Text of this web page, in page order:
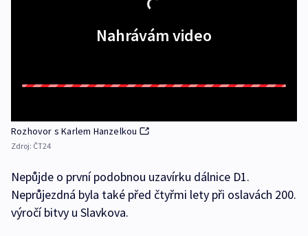
Nahrávám video
Rozhovor s Karlem Hanzelkou
Zdroj: ČT24
Nepůjde o první podobnou uzavírku dálnice D1.
Neprůjezdná byla také před čtyřmi lety při oslavách 200.
výročí bitvy u Slavkova.